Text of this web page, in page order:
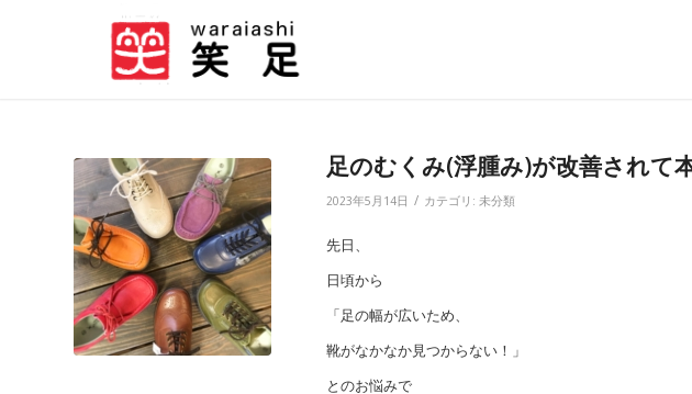
足のむくみ(浮腫み)が改善されて
2023年5月14日 / カテゴリ: 未分類
先日、
日頃から
「足の幅が広いため、
靴がなかなか見つからない！」
とのお悩みで